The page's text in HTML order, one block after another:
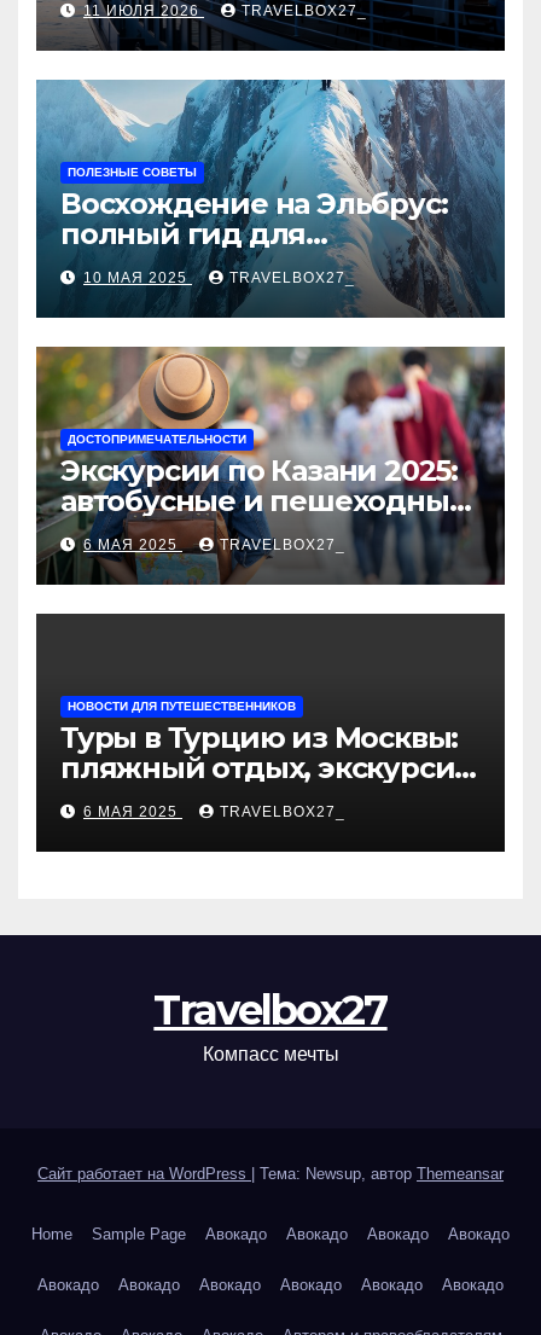
11 ИЮЛЯ 2026 TRAVELBOX27_
ПОЛЕЗНЫЕ СОВЕТЫ
Восхождение на Эльбрус:
полный гид для
покорителя высочайшей
вершины Европы
10 МАЯ 2025 TRAVELBOX27_
ДОСТОПРИМЕЧАТЕЛЬНОСТИ
Экскурсии по Казани 2025:
автобусные и пешеходные
туры от туроператора
«Казан360»
6 МАЯ 2025 TRAVELBOX27_
НОВОСТИ ДЛЯ ПУТЕШЕСТВЕННИКОВ
Туры в Турцию из Москвы:
пляжный отдых, экскурсии
и лучшие курорты
6 МАЯ 2025 TRAVELBOX27_
Travelbox27
Компасс мечты
Сайт работает на WordPress Тема: Newsup, автор Themeansar
Home Sample Page Авокадо Авокадо Авокадо Авокадо
Авокадо Авокадо Авокадо Авокадо Авокадо Авокадо